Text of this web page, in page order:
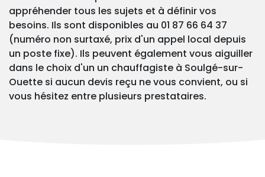
appréhender tous les sujets et à définir vos
besoins. Ils sont disponibles au 01 87 66 64 37
(numéro non surtaxé, prix d'un appel local depuis
un poste fixe). Ils peuvent également vous aiguiller
dans le choix d'un un chauffagiste à Soulgé-sur-
Ouette si aucun devis reçu ne vous convient, ou si
vous hésitez entre plusieurs prestataires.